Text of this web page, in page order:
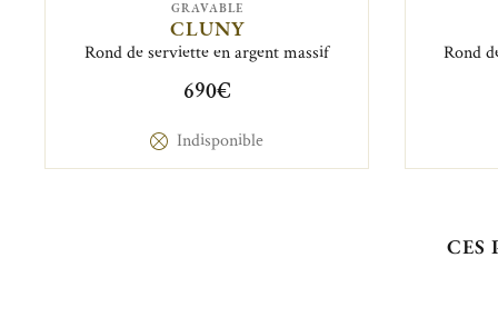
GRAVABLE
CLUNY
Rond de serviette en argent massif
690€
Indisponible
Rond
CES